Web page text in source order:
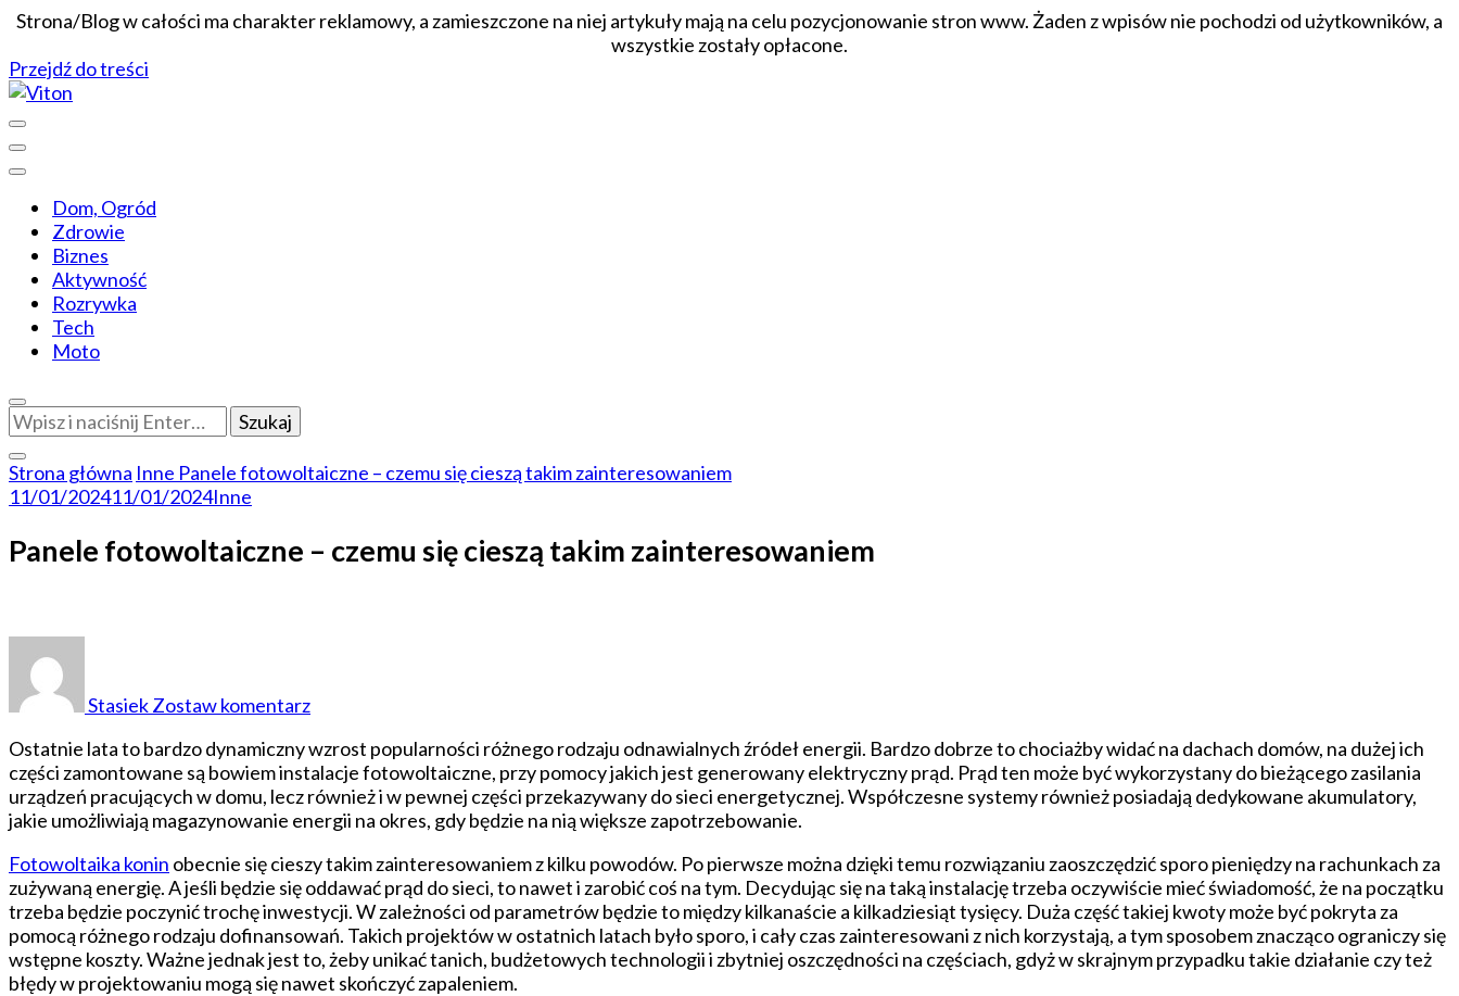
Strona/Blog w całości ma charakter reklamowy, a zamieszczone na niej artykuły mają na celu pozycjonowanie stron www. Żaden z wpisów nie pochodzi od użytkowników, a
wszystkie zostały opłacone.
Przejdź do treści
Viton
Dom, Ogród
Zdrowie
Biznes
Aktywność
Rozrywka
Tech
Moto
Szukasz
czegoś?
Strona główna Inne Panele fotowoltaiczne – czemu się cieszą takim zainteresowaniem
11/01/202411/01/2024Inne
Panele fotowoltaiczne – czemu się cieszą takim zainteresowaniem
StasiekZostaw komentarz
–
czemu
się
cieszą
takim
zainteresowaniem
Ostatnie lata to bardzo dynamiczny wzrost popularności różnego rodzaju odnawialnych źródeł energii. Bardzo dobrze to chociażby widać na dachach domów, na dużej ich
części zamontowane są bowiem instalacje fotowoltaiczne, przy pomocy jakich jest generowany elektryczny prąd. Prąd ten może być wykorzystany do bieżącego zasilania
urządzeń pracujących w domu, lecz również i w pewnej części przekazywany do sieci energetycznej. Współczesne systemy również posiadają dedykowane akumulatory,
jakie umożliwiają magazynowanie energii na okres, gdy będzie na nią większe zapotrzebowanie.
Fotowoltaika konin obecnie się cieszy takim zainteresowaniem z kilku powodów. Po pierwsze można dzięki temu rozwiązaniu zaoszczędzić sporo pieniędzy na rachunkach za
zużywaną energię. A jeśli będzie się oddawać prąd do sieci, to nawet i zarobić coś na tym. Decydując się na taką instalację trzeba oczywiście mieć świadomość, że na początku
trzeba będzie poczynić trochę inwestycji. W zależności od parametrów będzie to między kilkanaście a kilkadziesiąt tysięcy. Duża część takiej kwoty może być pokryta za
pomocą różnego rodzaju dofinansowań. Takich projektów w ostatnich latach było sporo, i cały czas zainteresowani z nich korzystają, a tym sposobem znacząco ograniczy się
wstępne koszty. Ważne jednak jest to, żeby unikać tanich, budżetowych technologii i zbytniej oszczędności na częściach, gdyż w skrajnym przypadku takie działanie czy też
błędy w projektowaniu mogą się nawet skończyć zapaleniem.